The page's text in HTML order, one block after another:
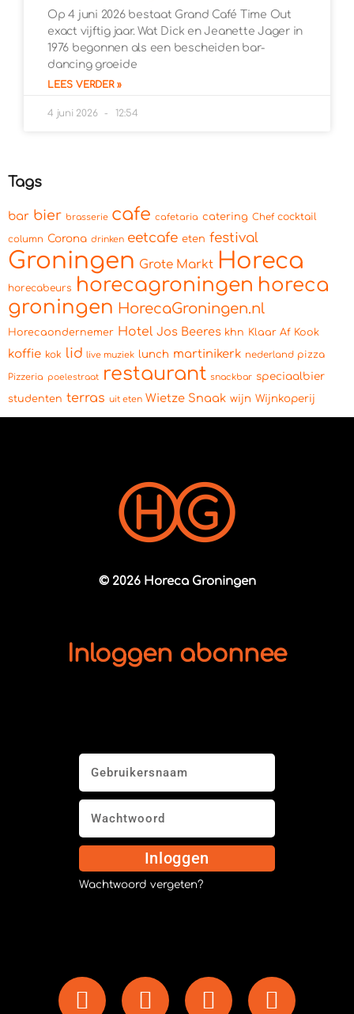
Op 4 juni 2026 bestaat Grand Café Time Out
exact vijftig jaar. Wat Dick en Jeanette Jager in
1976 begonnen als een bescheiden bar-
dancing groeide
LEES VERDER »
4 juni 2026 12:54
Tags
bar bier brasserie cafe cafetaria catering Chef cocktail
column Corona drinken eetcafe eten festival
Groningen Grote Markt Horeca
horecabeurs horecagroningen horeca
groningen HorecaGroningen.nl
Horecaondernemer Hotel Jos Beeres khn Klaar Af Kook
koffie kok lid live muziek lunch martinikerk nederland pizza
Pizzeria poelestraat restaurant snackbar speciaalbier
studenten terras uit eten Wietze Snaak wijn Wijnkoperij
© 2026 Horeca Groningen
Inloggen abonnee
Inloggen
Wachtwoord vergeten?